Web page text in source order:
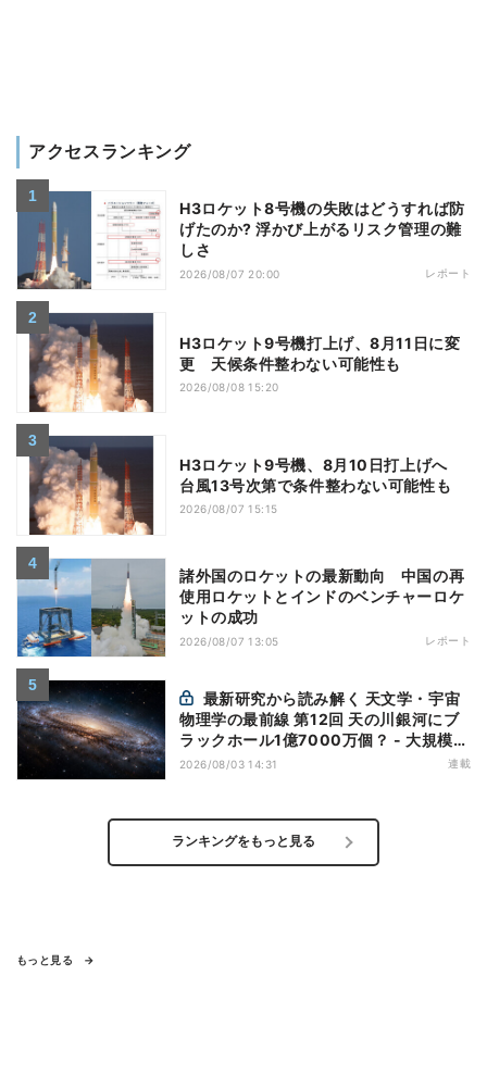
アクセスランキング
H3ロケット8号機の失敗はどうすれば防
げたのか? 浮かび上がるリスク管理の難
しさ
2026/08/07 20:00 レポート
H3ロケット9号機打上げ、8月11日に変
更 天候条件整わない可能性も
2026/08/08 15:20
H3ロケット9号機、8月10日打上げへ
台風13号次第で条件整わない可能性も
2026/08/07 15:15
諸外国のロケットの最新動向 中国の再
使用ロケットとインドのベンチャーロケ
ットの成功
2026/08/07 13:05 レポート
物理学の最前線 第12回 天の川銀河にブ
ラックホール1億7000万個？ - 大規模計
算が描くその分布
2026/08/03 14:31 連載
ランキングをもっと見る
もっと見る